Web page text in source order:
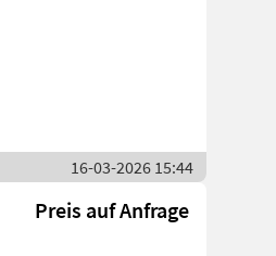
16-03-2026 15:44
Preis auf Anfrage